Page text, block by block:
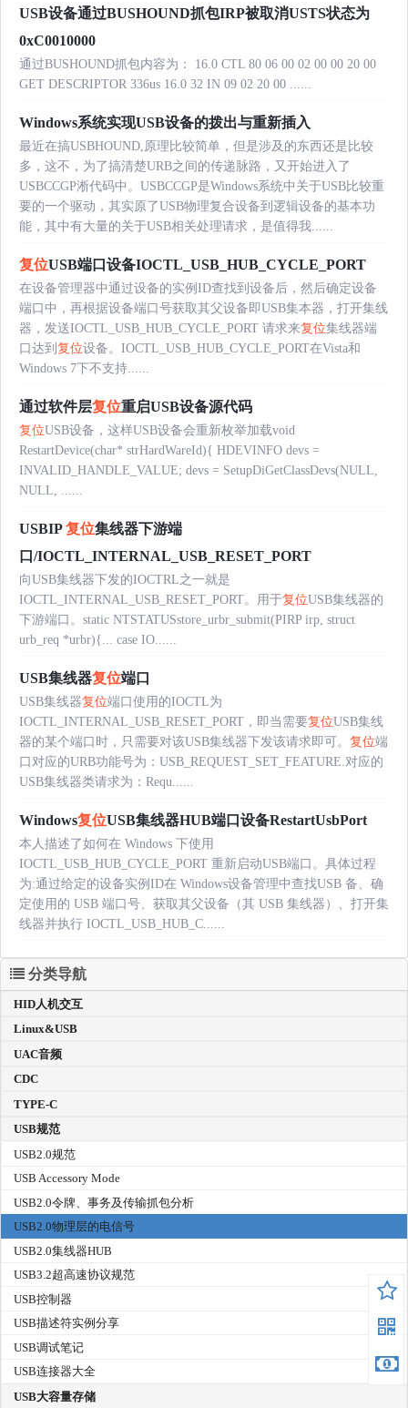
USB设备通过BUSHOUND抓包IRP被取消USTS状态为
0xC0010000
通过BUSHOUND抓包内容为： 16.0 CTL 80 06 00 02 00 00 20 00
GET DESCRIPTOR 336us 16.0 32 IN 09 02 20 00 ......
Windows系统实现USB设备的拨出与重新插入
最近在搞USBHOUND,原理比较简单，但是涉及的东西还是比较
多，这不，为了搞清楚URB之间的传递脉路，又开始进入了
USBCCGP淅代码中。USBCCGP是Windows系统中关于USB比较重
要的一个驱动，其实原了USB物理复合设备到逻辑设备的基本功
能，其中有大量的关于USB相关处理请求，是值得我......
复位USB端口设备IOCTL_USB_HUB_CYCLE_PORT
在设备管理器中通过设备的实例ID查找到设备后，然后确定设备
端口中，再根据设备端口号获取其父设备即USB集本器，打开集线
器，发送IOCTL_USB_HUB_CYCLE_PORT 请求来复位集线器端
口达到 复位设备。IOCTL_USB_HUB_CYCLE_PORT在Vista和
Windows 7下不支持......
通过软件层复位重启USB设备源代码
复位USB设备，这样USB设备会重新枚举加载void
RestartDevice(char* strHardWareId){ HDEVINFO devs =
INVALID_HANDLE_VALUE; devs = SetupDiGetClassDevs(NULL,
NULL, ......
USBIP复位集线器下游端
口/IOCTL_INTERNAL_USB_RESET_PORT
向USB集线器下发的IOCTRL之一就是
IOCTL_INTERNAL_USB_RESET_PORT。用于复位USB集线器的
下游端口。static NTSTATUSstore_urbr_submit(PIRP irp, struct
urb_req *urbr){... case IO......
USB集线器复位端口
USB集线器复位端口使用的IOCTL为
IOCTL_INTERNAL_USB_RESET_PORT，即当需要复位USB集线
器的某个端口时，只需要对该USB集线器下发该请求即可。 复位端
口对应的URB功能号为：USB_REQUEST_SET_FEATURE.对应的
USB集线器类请求为：Requ......
Windows复位USB集线器HUB端口设备RestartUsbPort
本人描述了如何在 Windows 下使用
IOCTL_USB_HUB_CYCLE_PORT 重新启动USB端口。具体过程
为:通过给定的设备实例ID在 Windows设备管理中查找USB 备、确
定使用的 USB 端口号、获取其父设备（其 USB 集线器）、打开集
线器并执行 IOCTL_USB_HUB_C......
分类导航
HID人机交互
Linux&USB
UAC音频
CDC
TYPE-C
USB规范
USB2.0规范
USB Accessory Mode
USB2.0令牌、事务及传输抓包分析
USB2.0物理层的电信号
USB2.0集线器HUB
USB3.2超高速协议规范
USB控制器
USB描述符实例分享
USB调试笔记
USB连接器大全
USB大容量存储